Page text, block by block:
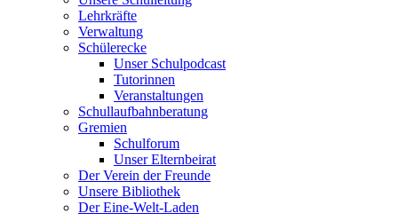
Lehrkräfte
Verwaltung
Schülerecke
Unser Schulpodcast
Tutorinnen
Veranstaltungen
Schullaufbahnberatung
Gremien
Schulforum
Unser Elternbeirat
Der Verein der Freunde
Unsere Bibliothek
Der Eine-Welt-Laden